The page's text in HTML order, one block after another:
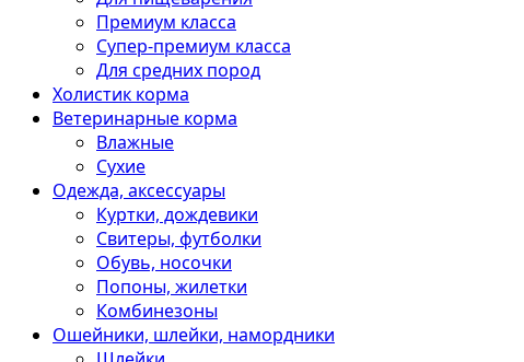
Премиум класса
Супер-премиум класса
Для средних пород
Холистик корма
Ветеринарные корма
Влажные
Сухие
Одежда, аксессуары
Куртки, дождевики
Свитеры, футболки
Обувь, носочки
Попоны, жилетки
Комбинезоны
Ошейники, шлейки, намордники